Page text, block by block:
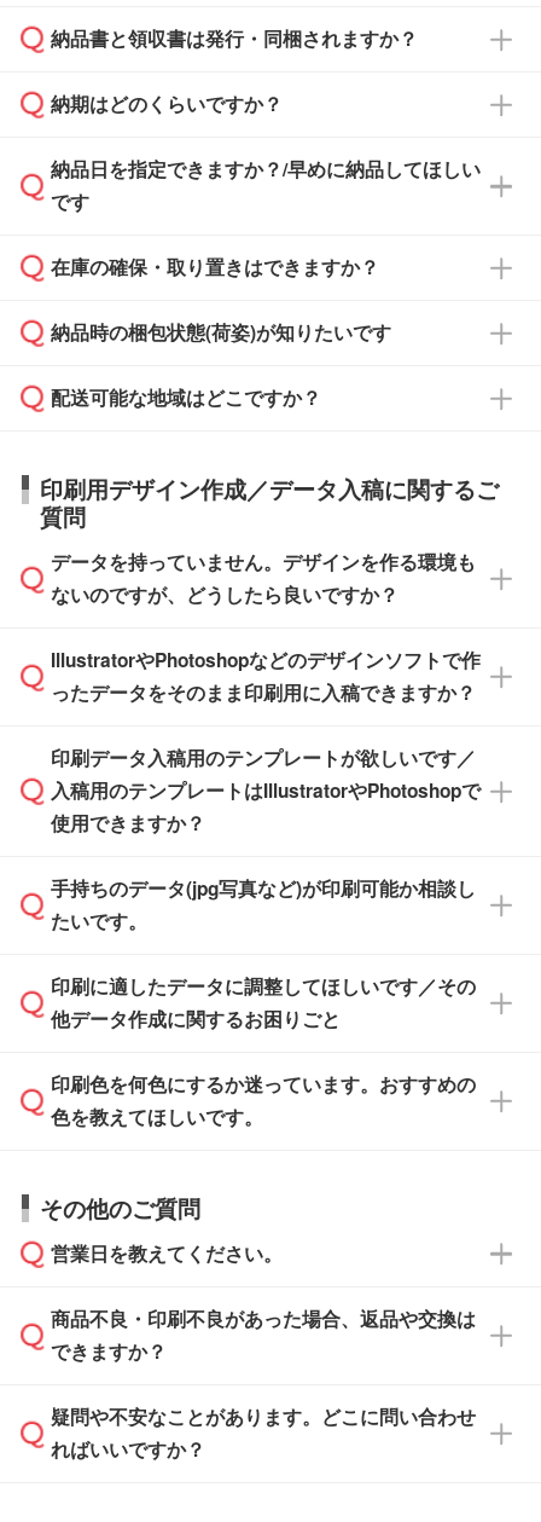
基本的には先入金をお願いしておりますが、自
どの場合は、月末締め翌月末払いに対応可能で
また、卒業・卒園記念品で対策委員会や個人様
校や幼稚園・保育園であれば、同様の条件でご
ご希望の際は担当スタッフまでお気軽にご相談
ください。
納品書と領収書は発行・同梱されますか？
納品書・領収書は ご依頼をいただいた場合の
ず、通常はPDFデータをメール添付でお送りし
ます。
たは注文フォームの『ご注文に関する備考欄』
納期はどのくらいですか？
・印刷する場合(500個程度)
ご入金、イメージ画像の校了から約2週間～2
ご入金確認後、1～2営業日で出荷いたしま
タッフまでお問い合わせください。
ル」に注文予定日をご入力いただくと、おおよ
その締切日や出荷目安をご確認いただけます。
品が決まりましたらお早めのご発注をお願いい
たします。
※土日祝日を除く営業日換算です。
※沖縄・離島は追加日数がかかります。
納品日を指定できますか？/早めに納品してほしい
です
ご希望の納期がある場合は、お問い合わせ・お
い。
応が可能かご案内いたします。
す。>>対象商品はこちら
※最短出荷日は商品によって異なります。各商
品ページにてご確認ください
在庫の確保・取り置きはできますか？
ご入金確認後に在庫を確保し、注文確定のご連
はできかねますので予めご了承ください。
納品時の梱包状態(荷姿)が知りたいです
商品によって異なります。各ページにある商品
す。(白箱、化粧箱、ブリスターパックなど)
【袋入り】 商品がひとつずつ袋に入っていま
す。(透明袋、デザイン袋など)
【個包装なし】 個包装がされていない状態で
※化粧箱から白箱への入れ替えや、オリジナル
箱の作成は原則承っておりません。
配送可能な地域はどこですか？
日本全国へお届けが可能です。なお、海外への
直接納品は行っておりませんので予めご了承く
ださい。
印刷用デザイン作成／データ入稿に関するご
質問
データを持っていません。デザインを作る環境も
ないのですが、どうしたら良いですか？
無料の「デザインシミュレーター」を使えば、
PCやスマホから簡単にデザインを作成できま
ザインソフトがなくても安心です。
また、「データ作成サービス
せいただければ、弊社にて無料でデザインデー
タを1点作成いたします。
IllustratorやPhotoshopなどのデザインソフトで作
ったデータをそのまま印刷用に入稿できますか？
IllustratorやPhotoshop、CLIP STUDIOなどのデ
ザインソフトでこだわりのデザインを作成した
い方は、完全データ入稿
積・ご注文フォームにアップロードしてご入稿
ください。
ご入稿後は経験豊富なスタッフがデータに不備
がないかチェックし、お客様と確認してから印
刷に進みますので、ご安心ください。
印刷データ入稿用のテンプレートが欲しいです／
入稿用のテンプレートはIllustratorやPhotoshopで
使用できますか？
一部商品は入稿用テンプレートのご用意があり
ます。各商品ページの『印刷方法・テンプレー
入稿用のテンプレートはPDF形式ですが、
IllustratorやPhotoshopで開いてご利用いただけ
方」をご確認ください。
手持ちのデータ(jpg写真など)が印刷可能か相談し
たいです。
印刷に適したデータ・解像度かどうか、担当ス
タッフが事前に確認いたします。
ムへ添付いただくか、担当スタッフ宛にメール
でお送りください。
い合わせください。
なお、印刷用データの作り方に関する詳細は、
印刷に適したデータに調整してほしいです／その
他データ作成に関するお困りごと
データ作成でお困りの際には、担当スタッフが
サポートいたしますのでお気軽にご相談くださ
から添付してお送りください。
・解像度の低いデータをトレース/調整してほ
しい
解像度の低い画像や、手書きのイラスト、写真
などを、印刷に適したベクターデータに変換し
・フルカラーデータを1色に変換してほしい
印刷色を何色にするか迷っています。おすすめの
色を教えてほしいです。
お見積・ご注文・
相談いただきますと、担当スタッフがお客様の
ご希望や商品の本体色を確認し、印刷色をご提
本体色がブラック、ネイビーなど濃色の場合は
白色か淡い色の印刷色をおすすめしておりま
す。
本体色がナチュラルなど淡色の場合、印刷をく
っきりと目立たせたいときは濃い印刷色が、柔
らかい雰囲気にしたいときは淡い印刷色が映え
その他のご質問
営業日を教えてください。
営業日は平日の10:00～18:00で、土日祝日はお
休みとなります。注文・見積・お問い合わせ
速やかに対応いたします。
商品不良・印刷不良があった場合、返品や交換は
できますか？
お手数をお掛けいたしますが、至急担当スタッ
フまでご連絡ください。商品の状況を確認し、
疑問や不安なことがあります。どこに問い合わせ
ればいいですか？